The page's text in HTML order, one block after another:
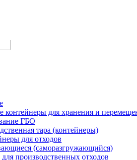
контейнеры для хранения и
ГБО
тара (контейнеры)
для отходов
(саморазгружающийся)
производственных отходов